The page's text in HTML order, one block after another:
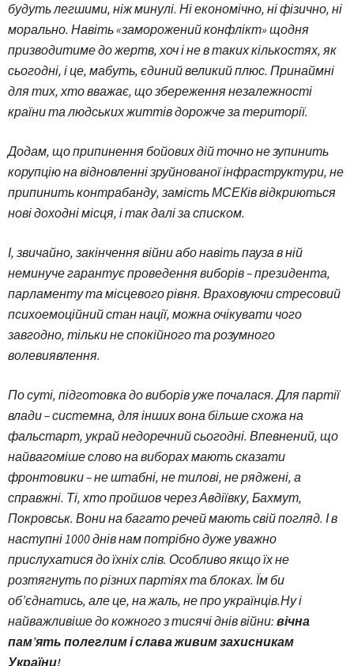
будуть легшими, ніж минулі. Ні економічно, ні фізично, ні
морально. Навіть «заморожений конфлікт» щодня
призводитиме до жертв, хоч і не в таких кількостях, як
сьогодні, і це, мабуть, єдиний великий плюс. Принаймні
для тих, хто вважає, що збереження незалежності
країни та людських життів дорожче за території.
Додам, що припинення бойових дій точно не зупинить
корупцію на відновленні зруйнованої інфраструктури, не
припинить контрабанду, замість МСЕКів відкриються
нові доходні місця, і так далі за списком.
І, звичайно, закінчення війни або навіть пауза в ній
неминуче гарантує проведення виборів – президента,
парламенту та місцевого рівня. Враховуючи стресовий
психоемоційний стан нації, можна очікувати чого
завгодно, тільки не спокійного та розумного
волевиявлення.
По суті, підготовка до виборів уже почалася. Для партії
влади – системна, для інших вона більше схожа на
фальстарт, украй недоречний сьогодні. Впевнений, що
найвагоміше слово на виборах мають сказати
фронтовики – не штабні, не тилові, не ряджені, а
справжні. Ті, хто пройшов через Авдіївку, Бахмут,
Покровськ. Вони на багато речей мають свій погляд. І в
наступні 1000 днів нам потрібно дуже уважно
прислухатися до їхніх слів. Особливо якщо їх не
розтягнуть по різних партіях та блоках. Їм би
об’єднатись, але це, на жаль, не про українців.Ну і
найважливіше до кожного з тисячі днів війни: вічна
пам’ять полеглим і слава живим захисникам
України!